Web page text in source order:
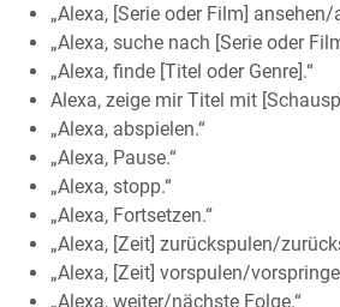
„Alexa, [Serie oder Film] ansehen/
„Alexa, suche nach [Serie oder
„Alexa, finde [Titel oder Genre].“
Alexa, zeige mir Titel mit
„Alexa, abspielen.“
„Alexa, Pause.“
„Alexa, stopp.“
„Alexa, Fortsetzen.“
„Alexa, [Zeit] zurückspulen/
„Alexa, [Zeit] vorspulen/
„Alexa, weiter/nächste Folge.“